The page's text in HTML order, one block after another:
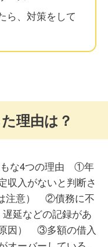
ら、対策をして
理由は？